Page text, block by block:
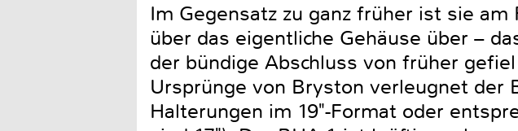
Im Gegensatz zu ganz früher ist sie
über das eigentliche Gehäuse über –
der bündige Abschluss von früher
Ursprünge von Bryston verleugnet der
Halterungen im 19"-Format oder